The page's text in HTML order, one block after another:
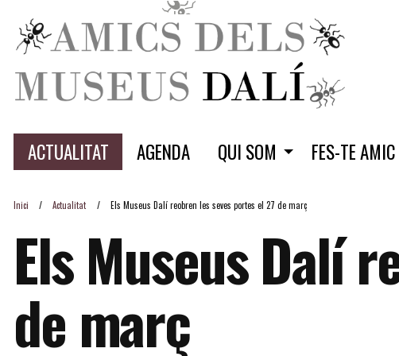
ACTUALITAT AGENDA QUI SOM FES-TE AMIC
Inici Actualitat Els Museus Dalí reobren les seves portes el 27 de març
Els Museus Dalí
de març